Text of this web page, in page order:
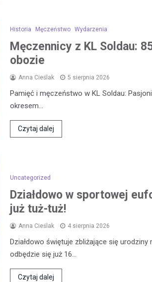
Historia Męczeństwo Wydarzenia
Męczennicy z KL Soldau:
obozie
Anna Cieślak 5 sierpnia 2026
Pamięć i męczeństwo w KL Soldau:
okresem…
Czytaj dalej
Uncategorized
Działdowo w sportowej
już tuż-tuż!
Anna Cieślak 4 sierpnia 2026
Działdowo świętuje zbliżające się
odbędzie się już 16…
Czytaj dalej